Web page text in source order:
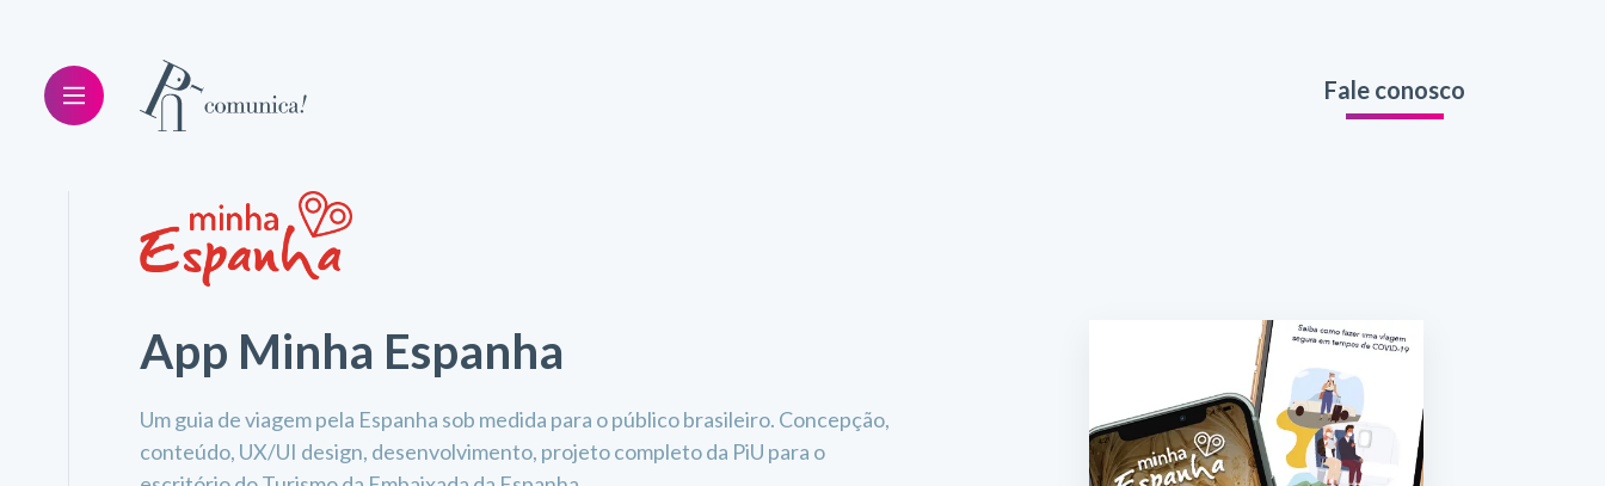
Fale conosco
App Minha Espanha
Um guia de viagem pela Espanha sob medida para o público brasileiro. Concepção,
conteúdo, UX/UI design, desenvolvimento, projeto completo da PiU para o